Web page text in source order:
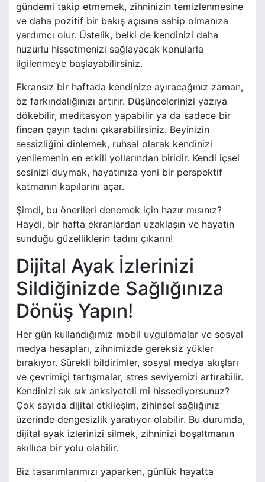
gündemi takip etmemek, zihninizin temizlenmesine
ve daha pozitif bir bakış açısına sahip olmanıza
yardımcı olur. Üstelik, belki de kendinizi daha
huzurlu hissetmenizi sağlayacak konularla
ilgilenmeye başlayabilirsiniz.
Ekransız bir haftada kendinize ayıracağınız zaman,
öz farkındalığınızı artırır. Düşüncelerinizi yazıya
dökebilir, meditasyon yapabilir ya da sadece bir
fincan çayın tadını çıkarabilirsiniz. Beyinizin
sessizliğini dinlemek, ruhsal olarak kendinizi
yenilemenin en etkili yollarından biridir. Kendi içsel
sesinizi duymak, hayatınıza yeni bir perspektif
katmanın kapılarını açar.
Şimdi, bu önerileri denemek için hazır mısınız?
Haydi, bir hafta ekranlardan uzaklaşın ve hayatın
sunduğu güzelliklerin tadını çıkarın!
Dijital Ayak İzlerinizi
Sildiğinizde Sağlığınıza
Dönüş Yapın!
Her gün kullandığımız mobil uygulamalar ve sosyal
medya hesapları, zihnimizde gereksiz yükler
bırakıyor. Sürekli bildirimler, sosyal medya akışları
ve çevrimiçi tartışmalar, stres seviyemizi artırabilir.
Kendinizi sık sık anksiyeteli mi hissediyorsunuz?
Çok sayıda dijital etkileşim, zihinsel sağlığınız
üzerinde dengesizlik yaratıyor olabilir. Bu durumda,
dijital ayak izlerinizi silmek, zihninizi boşaltmanın
akıllıca bir yolu olabilir.
Biz tasarımlarımızı yaparken, günlük hayatta